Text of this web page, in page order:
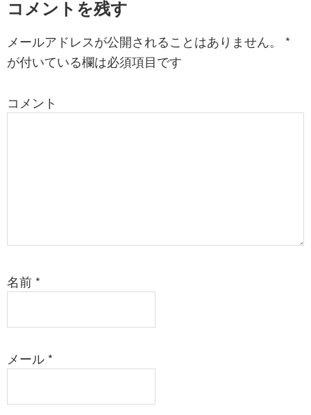
コメントを残す
メールアドレスが公開されることはありません。
*
が付いている欄は必須項目です
コメント
名前 *
メール *